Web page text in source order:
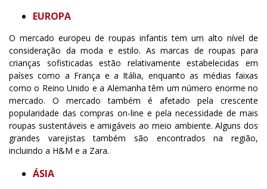
EUROPA
O mercado europeu de roupas infantis tem um alto nível de
consideração da moda e estilo. As marcas de roupas para
crianças sofisticadas estão relativamente estabelecidas em
países como a França e a Itália, enquanto as médias faixas
como o Reino Unido e a Alemanha têm um número enorme no
mercado. O mercado também é afetado pela crescente
popularidade das compras on-line e pela necessidade de mais
roupas sustentáveis e amigáveis ao meio ambiente. Alguns dos
grandes varejistas também são encontrados na região,
incluindo a H&M e a Zara.
ÁSIA